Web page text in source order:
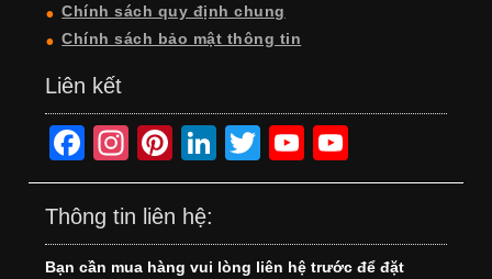
Chính sách quy định chung
Chính sách bảo mật thông tin
Liên kết
F
a
c
e
In
st
a
gr
Pi
nt
er
e
Li
n
e
T
wi
er
Y
o
T
o
T
Thông tin liên hệ:
Bạn cần mua hàng vui lòng liên hệ trước để đặt